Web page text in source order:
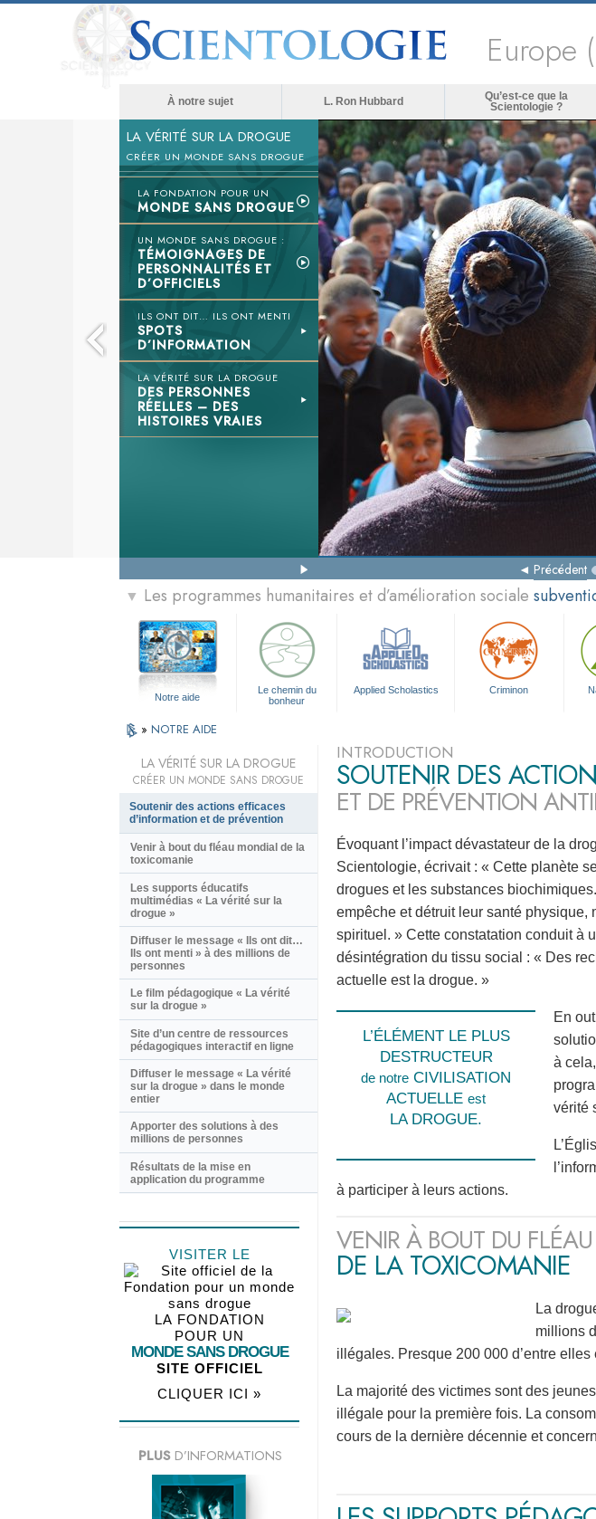
Europe
À notre sujet L. Ron Hubbard
Qu’est-ce que la
Scientologie ?
LA VÉRITÉ SUR LA DROGUE
CRÉER UN MONDE SANS DROGUE
LA FONDATION POUR UN
MONDE SANS DROGUE
UN MONDE SANS DROGUE :
TÉMOIGNAGES DE
PERSONNALITÉS ET
D’OFFICIELS
ILS ONT DIT… ILS ONT MENTI
SPOTS
D’INFORMATION
LA VÉRITÉ SUR LA DROGUE
DES PERSONNES
RÉELLES – DES
HISTOIRES VRAIES
Précédent
▼ Les programmes humanitaires et d’amélioration sociale
Notre aide
Le chemin du
bonheur
Applied Scholastics Criminon
» NOTRE AIDE
INTRODUCTION
SOUTENIR DES
ET DE PRÉVENTION
Évoquant l’impact dévastateur de la
Scientologie, écrivait : « Cette planète
drogues et les substances
empêche et détruit leur santé
spirituel. » Cette constatation conduit à
désintégration du tissu social : « Des
actuelle est la drogue. »
L’ÉLÉMENT LE PLUS
DESTRUCTEUR
de notre CIVILISATION
ACTUELLE est
LA DROGUE.
En
à
vérité
à participer à leurs actions.
VENIR À BOUT DU
DE LA TOXICOMANIE
La
millions
illégales. Presque 200 000 d’entre
La majorité des victimes sont des
illégale pour la première fois. La
cours de la dernière décennie et
LA VÉRITÉ SUR LA DROGUE
CRÉER UN MONDE SANS DROGUE
Soutenir des actions efficaces
d’information et de prévention
Venir à bout du fléau mondial de la
toxicomanie
Les supports éducatifs
multimédias « La vérité sur la
drogue »
Diffuser le message « Ils ont dit…
Ils ont menti » à des millions de
personnes
Le film pédagogique « La vérité
sur la drogue »
Site d’un centre de ressources
pédagogiques interactif en ligne
Diffuser le message « La vérité
sur la drogue » dans le monde
entier
Apporter des solutions à des
millions de personnes
Résultats de la mise en
application du programme
VISITER LE
LA FONDATION
POUR UN
MONDE SANS DROGUE
SITE OFFICIEL
CLIQUER ICI »
PLUS D’INFORMATIONS